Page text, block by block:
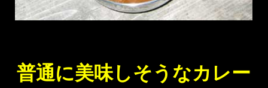
普通に美味しそうなカレー